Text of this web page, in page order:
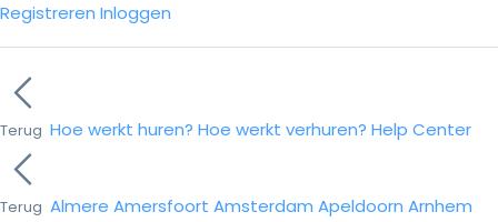
Registreren Inloggen
Terug Hoe werkt huren? Hoe werkt verhuren? Help Center
Terug Almere Amersfoort Amsterdam Apeldoorn Arnhem